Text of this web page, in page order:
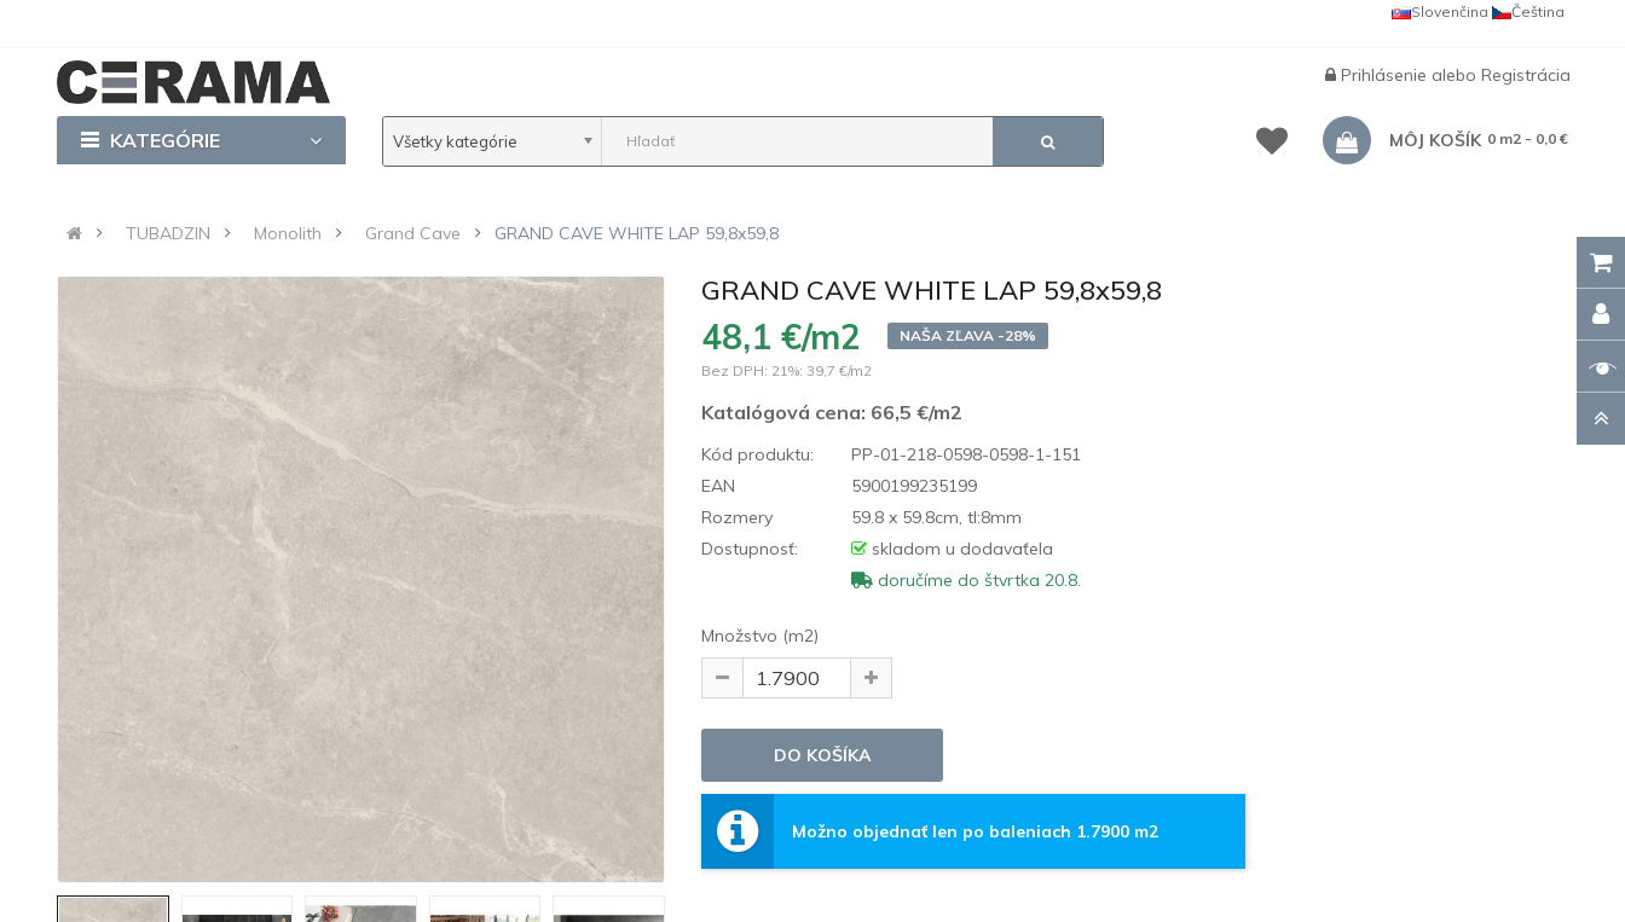
Čeština
Slovenčina
Prihlásenie alebo Registrácia
KATEGÓRIE Všetky kategórie MÔJ KOŠÍK 0 m2 - 0,0 €
TUBADZIN Monolith Grand Cave GRAND CAVE WHITE LAP 59,8x59,8
GRAND CAVE WHITE LAP 59,8x59,8
48,1 €/m2
NAŠA ZĽAVA -28%
Bez DPH: 21%: 39,7 €/m2
Katalógová cena: 66,5 €/m2
Kód produktu:
PP-01-218-0598-0598-1-151
EAN
5900199235199
Rozmery
59.8 x 59.8cm, tl:8mm
Dostupnosť:
skladom u dodavaťela
doručíme do štvrtka 20.8.
Množstvo (m2)
Možno objednať len po baleniach 1.7900 m2